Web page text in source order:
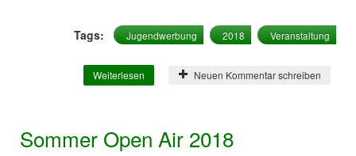
Tags: Jugendwerbung 2018 Veranstaltung
Weiterlesen über Jugendwerbung 2018
Neuen Kommentar schreiben
Sommer Open Air 2018